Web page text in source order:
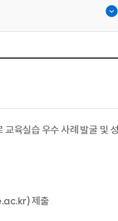
육실습 우수 사례 발굴 및
제출